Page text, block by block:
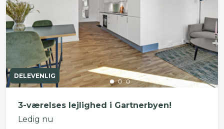
DELEVENLIG
3-værelses lejlighed i Gartnerbyen!
Ledig nu